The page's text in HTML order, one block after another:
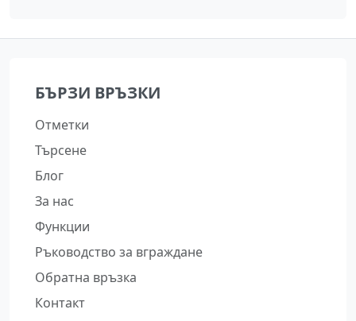
БЪРЗИ ВРЪЗКИ
Отметки
Търсене
Блог
За нас
Функции
Ръководство за вграждане
Обратна връзка
Контакт